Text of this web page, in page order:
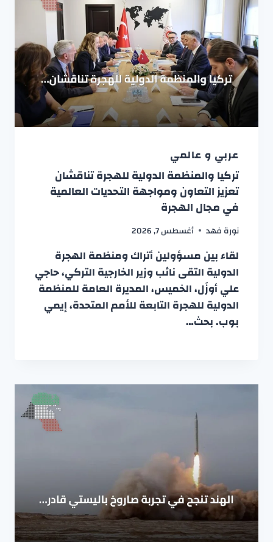
عربي و عالمي
تركيا والمنظمة الدولية للهجرة تناقشان
تعزيز التعاون ومواجهة التحديات العالمية
في مجال الهجرة
نورة فهد أغسطس 7, 2026
لقاء بين مسؤولين أتراك ومنظمة الهجرة
الدولية التقى نائب وزير الخارجية التركي، حاجي
علي أوزَل، الخميس، المديرة العامة للمنظمة
الدولية للهجرة التابعة للأمم المتحدة، إيمي
بوب. بحث…